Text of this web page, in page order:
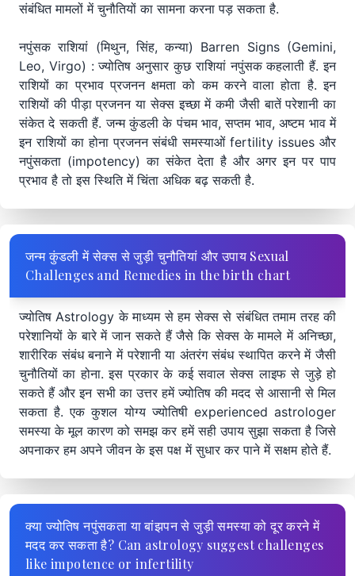
संबंधित मामलों में चुनौतियों का सामना करना पड़ सकता है.
नपुंसक राशियां (मिथुन, सिंह, कन्या) Barren Signs (Gemini,
Leo, Virgo) : ज्योतिष अनुसार कुछ राशियां नपुंसक कहलाती हैं. इन
राशियों का प्रभाव प्रजनन क्षमता को कम करने वाला होता है. इन
राशियों की पीड़ा प्रजनन या सेक्स इच्छा में कमी जैसी बातें परेशानी का
संकेत दे सकती हैं. जन्म कुंडली के पंचम भाव, सप्तम भाव, अष्टम भाव में
इन राशियों का होना प्रजनन संबंधी समस्याओं fertility issues और
नपुंसकता (impotency) का संकेत देता है और अगर इन पर पाप
प्रभाव है तो इस स्थिति में चिंता अधिक बढ़ सकती है.
जन्म कुंडली में सेक्स से जुड़ी चुनौतियां और उपाय Sexual
Challenges and Remedies in the birth chart
ज्योतिष Astrology के माध्यम से हम सेक्स से संबंधित तमाम तरह की
परेशानियों के बारे में जान सकते हैं जैसे कि सेक्स के मामले में अनिच्छा,
शारीरिक संबंध बनाने में परेशानी या अंतरंग संबंध स्थापित करने में जैसी
चुनौतियों का होना. इस प्रकार के कई सवाल सेक्स लाइफ से जुड़े हो
सकते हैं और इन सभी का उत्तर हमें ज्योतिष की मदद से आसानी से मिल
सकता है. एक कुशल योग्य ज्योतिषी experienced astrologer
समस्या के मूल कारण को समझ कर हमें सही उपाय सुझा सकता है जिसे
अपनाकर हम अपने जीवन के इस पक्ष में सुधार कर पाने में सक्षम होते हैं.
क्या ज्योतिष नपुंसकता या बांझपन से जुड़ी समस्या को दूर करने में
मदद कर सकता है? Can astrology suggest challenges
like impotence or infertility